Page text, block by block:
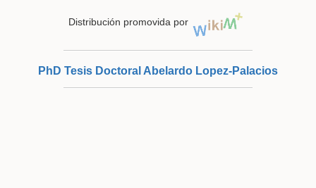
Distribución promovida por
PhD Tesis Doctoral Abelardo Lopez-Palacios